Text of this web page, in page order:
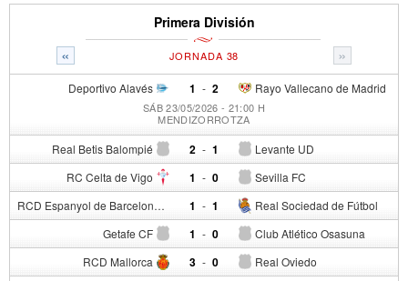
Primera División
« »
JORNADA 38
Deportivo Alavés 1 - Rayo Vallecano de Madrid
2
SÁB 23/05/2026 - 21:00 H
MENDIZORROTZA
Real Betis Balompié 2 - Levante UD
1
RC Celta de Vigo 1 - Sevilla FC
0
RCD Espanyol de Barcelona 1 - Real Sociedad de Fútbol
1
Getafe CF 1 - Club Atlético Osasuna
0
RCD Mallorca 3 - Real Oviedo
0